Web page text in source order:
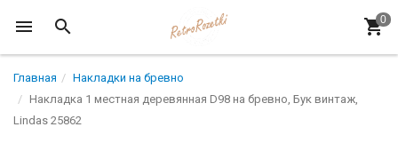
Главная
Накладки на бревно
Накладка 1 местная деревянная D98 на бревно, Бук винтаж,
Lindas 25862